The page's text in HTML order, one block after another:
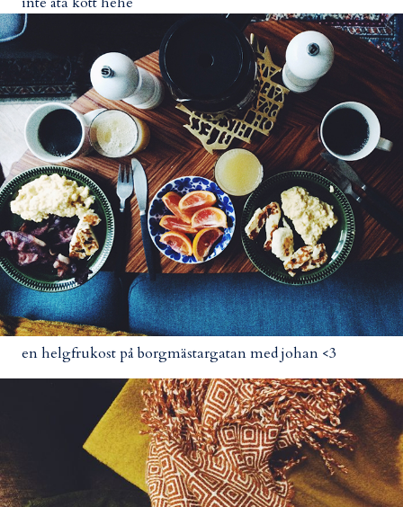
en helgfrukost på borgmästargatan med johan <3